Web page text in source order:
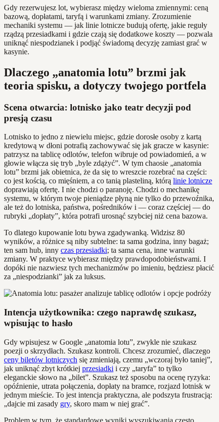
Gdy rezerwujesz lot, wybierasz między wieloma zmiennymi: ceną
bazową, dopłatami, taryfą i warunkami zmiany. Zrozumienie
mechaniki systemu — jak linie lotnicze budują ofertę, jakie reguły
rządzą przesiadkami i gdzie czają się dodatkowe koszty — pozwala
uniknąć niespodzianek i podjąć świadomą decyzję zamiast grać w
kasynie.
Dlaczego „anatomia lotu” brzmi jak
teoria spisku, a dotyczy twojego portfela
Scena otwarcia: lotnisko jako teatr decyzji pod
presją czasu
Lotnisko to jedno z niewielu miejsc, gdzie dorosłe osoby z kartą
kredytową w dłoni potrafią zachowywać się jak gracze w kasynie:
patrzysz na tablicę odlotów, telefon wibruje od powiadomień, a w
głowie włącza się tryb „byle zdążyć”. W tym chaosie „anatomia
lotu” brzmi jak obietnica, że da się to wreszcie rozebrać na części:
co jest kością, co mięśniem, a co tanią plasteliną, którą linie lotnicze
doprawiają ofertę. I nie chodzi o paranoję. Chodzi o mechanikę
systemu, w którym twoje pieniądze płyną nie tylko do przewoźnika,
ale też do lotniska, państwa, pośredników i — coraz częściej — do
rubryki „dopłaty”, która potrafi urosnąć szybciej niż cena bazowa.
To dlatego kupowanie lotu bywa zgadywanką. Widzisz 80
wyników, a różnice są niby subtelne: ta sama godzina, inny bagaż;
ten sam hub, inny czas przesiadki; ta sama cena, inne warunki
zmiany. W praktyce wybierasz między prawdopodobieństwami. I
dopóki nie nazwiesz tych mechanizmów po imieniu, będziesz płacić
za „niespodzianki” jak za luksus.
Intencja użytkownika: czego naprawdę szukasz,
wpisując to hasło
Gdy wpisujesz w Google „anatomia lotu”, zwykle nie szukasz
poezji o skrzydłach. Szukasz kontroli. Chcesz zrozumieć, dlaczego
ceny biletów lotniczych się zmieniają, czemu „wczoraj było taniej”,
jak uniknąć zbyt krótkiej przesiadki i czy „taryfa” to tylko
eleganckie słowo na „bilet”. Szukasz też sposobu na ocenę ryzyka:
opóźnienie, utrata połączenia, dopłaty na bramce, rozjazd lotnisk w
jednym mieście. To jest intencja praktyczna, ale podszyta frustracją:
„dajcie mi zasady gry, skoro mam w niej grać”.
Problem w tym, że standardowe wyniki wyszukiwania często